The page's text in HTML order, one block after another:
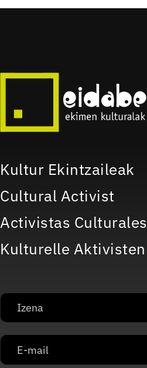
Kultur Ekintzaileak
Cultural Activist
Activistas Culturales
Kulturelle Aktivisten